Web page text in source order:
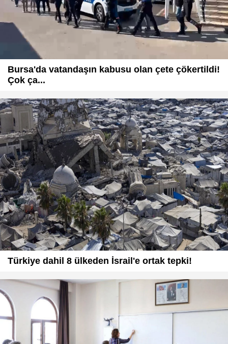
Bursa'da vatandaşın kabusu olan çete çökertildi!
Çok ça...
Türkiye dahil 8 ülkeden İsrail'e ortak tepki!